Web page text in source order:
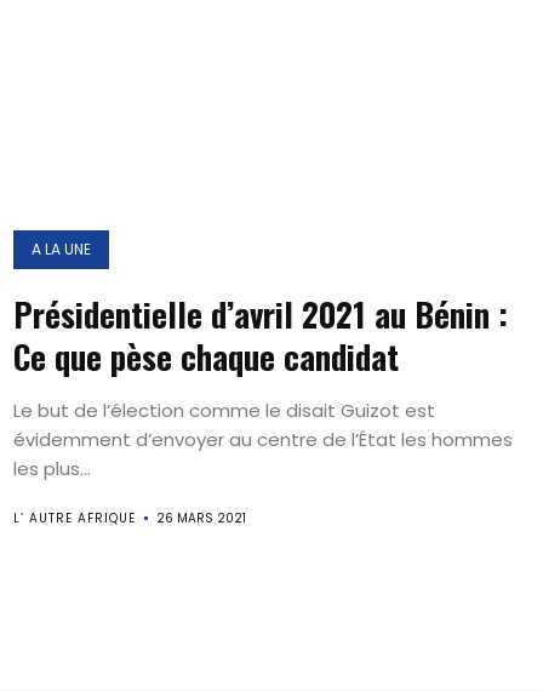
A LA UNE
Présidentielle d’avril 2021 au Bénin :
Ce que pèse chaque candidat
Le but de l’élection comme le disait Guizot est
évidemment d’envoyer au centre de l’État les hommes
les plus...
L’ AUTRE AFRIQUE 26 MARS 2021